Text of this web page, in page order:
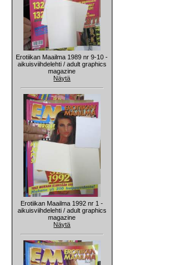
Erotiikan Maailma 1989 nr 9-10 -
aikuisviihdelehti / adult graphics
magazine
Näytä
Erotiikan Maailma 1992 nr 1 -
aikuisviihdelehti / adult graphics
magazine
Näytä